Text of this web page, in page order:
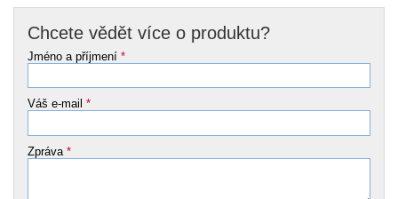
Chcete vědět více o produktu?
Jméno a příjmení *
Váš e-mail *
Zpráva *